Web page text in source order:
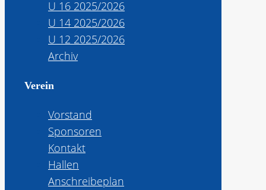
U 16 2025/2026
U 14 2025/2026
U 12 2025/2026
Archiv
Verein
Vorstand
Sponsoren
Kontakt
Hallen
Anschreibeplan